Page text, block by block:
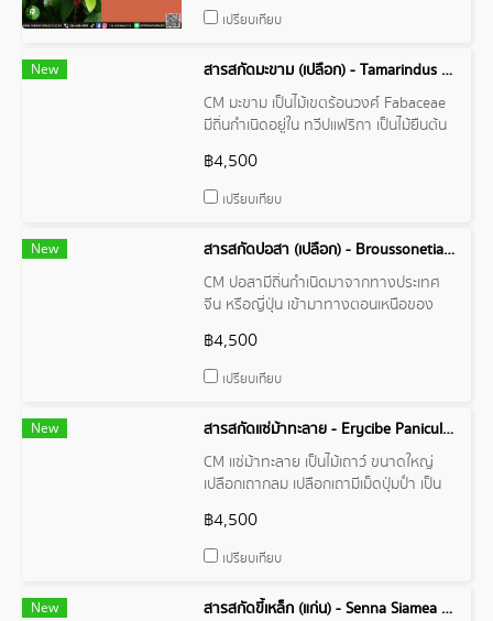
เหนือ ภาคกลาง และภาคอีสานซึ่งมักจะพบ
เบญจพรรณที่ค่อนข้างแห้งแล้ง
เปรียบเทียบ
New
สารสกัดมะขาม (เปลือก) - Tamarindus Indice Bark Extract
CM มะขาม เป็นไม้เขตร้อนวงศ์ Fabaceae
มีถิ่นกำเนิดอยู่ใน ทวีปแฟริกา เป็นไม้ยืนต้น
สาขามากไม่มีหนาม เปลือกต้นขรุขระและ
หนา สี น้ำตาลอ่อน ใบ เป็นใบประกอบ ใบ
฿4,500
เปรียบเทียบ
New
สารสกัดปอสา (เปลือก) - Broussonetia Papyrifera Bark Extract
CM ปอสามีถิ่นกำเนิดมาจากทางประเทศ
จีน หรือญี่ปุ่น เข้ามาทางตอนเหนือของ
พื้นที่ที่ชุ่มชื้น ริมน้ำ ที่ชื้น ป่าโปร่ง เปลือก
ต้นผิวเรียบสีน้ำตาล เป็นเส้นใย มีสรรพคุณ
บดแต้มตาแก้ตาต้อได้
฿4,500
เปรียบเทียบ
New
สารสกัดแซ่ม้าทะลาย - Erycibe Paniculata Wood Extract
CM แซ่ม้าทะลาย เป็นไม้เถาว์ ขนาดใหญ่
เปลือกเถากลม เปลือกเถามีเม็ดปุ่มป่ำ เป็น
เนื้อไม้เป็นเส้นยาวคล้ายๆ มัดเส้นเชือก รวม
กันหลายสิบเส้นแล้วจับบิด เกิดตามป่าดง
เขมร จันทบุรี
฿4,500
เปรียบเทียบ
New
สารสกัดขี้เหล็ก (แก่น) - Senna Siamea Wood Extract